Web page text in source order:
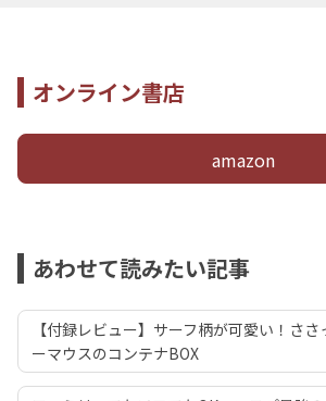
オンライン書店
amazon
あわせて読みたい記事
【付録レビュー】サーフ柄が可愛い！さ
ーマウスのコンテナBOX